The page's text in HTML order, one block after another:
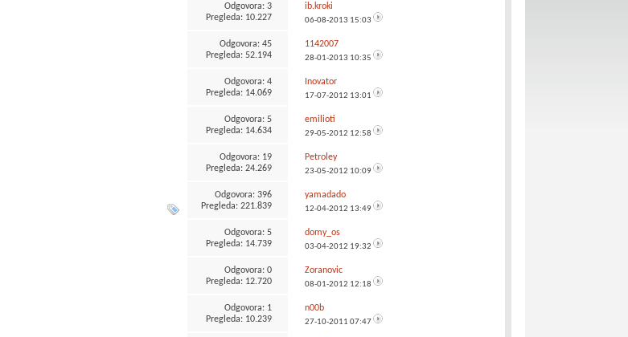
Odgovora: 3
Pregleda: 10.227
ib.kroki
06-08-2013 15:03
Odgovora: 45
Pregleda: 52.194
1142007
28-01-2013 10:35
Odgovora: 4
Pregleda: 14.069
Inovator
17-07-2012 13:01
Odgovora: 5
Pregleda: 14.634
emilioti
29-05-2012 12:58
Odgovora: 19
Pregleda: 24.269
Petroley
23-05-2012 10:09
Odgovora: 396
Pregleda: 221.839
yamadado
12-04-2012 13:49
Odgovora: 5
Pregleda: 14.739
domy_os
03-04-2012 19:32
Odgovora: 0
Pregleda: 12.720
Zoranovic
08-01-2012 12:18
Odgovora: 1
Pregleda: 10.239
n00b
27-10-2011 07:47